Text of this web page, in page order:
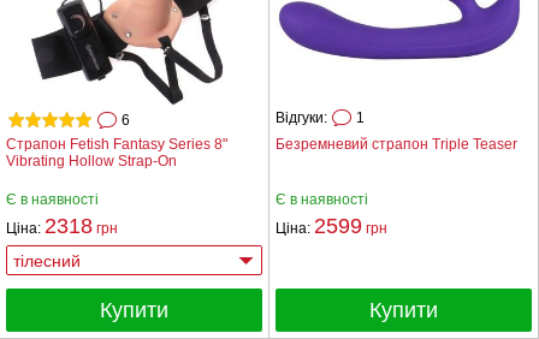
Страпон Fetish Fantasy Series 8"
Vibrating Hollow Strap-On
6
Є в наявності
Ціна: 2318 грн
Купити
Безремневий страпон Triple Teaser
Відгуки: 1
Є в наявності
Ціна: 2599 грн
Купити